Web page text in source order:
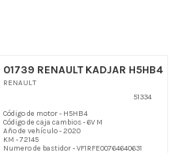
01739 RENAULT KADJAR H5HB4
RENAULT
51334
Código de motor - H5HB4
Código de caja cambios - 6V M
Año de vehículo - 2020
KM - 72145
Numero de bastidor - VF1RFE00764640631